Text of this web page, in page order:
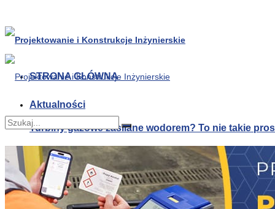
Turbiny gazowe zasilane wodorem? To nie takie
STRONA GŁÓWNA
Aktualności
Nie znaleziono